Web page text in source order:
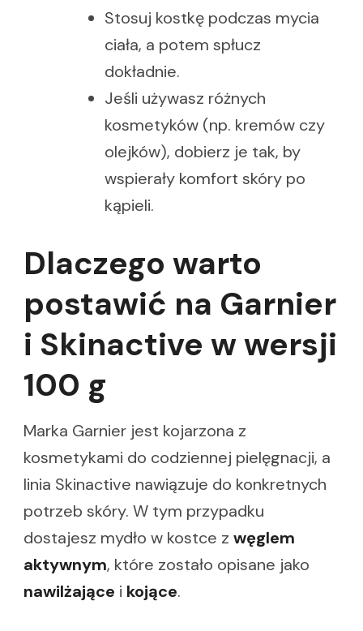
Stosuj kostkę podczas mycia
ciała, a potem spłucz
dokładnie.
Jeśli używasz różnych
kosmetyków (np. kremów czy
olejków), dobierz je tak, by
wspierały komfort skóry po
kąpieli.
Dlaczego warto
postawić na Garnier
i Skinactive w wersji
100 g
Marka Garnier jest kojarzona z
kosmetykami do codziennej pielęgnacji, a
linia Skinactive nawiązuje do konkretnych
potrzeb skóry. W tym przypadku
dostajesz mydło w kostce z węglem
aktywnym, które zostało opisane jako
nawilżające i kojące.